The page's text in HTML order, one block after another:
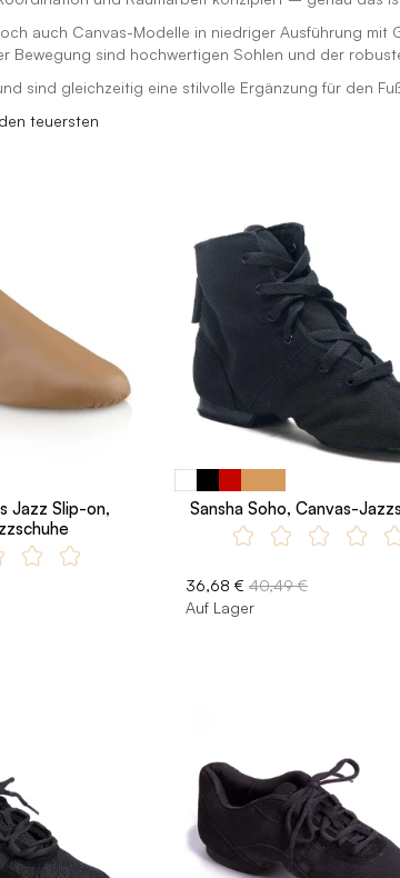
auch Canvas-Modelle in niedriger Ausführung mit
Bewegung sind hochwertigen Sohlen und der
sind gleichzeitig eine stilvolle Ergänzung für den
teuersten
Jazz Slip-on,
Sansha Soho, Canvas-
36,68 € 40,49 €
Auf Lager